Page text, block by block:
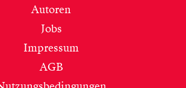
Autoren
Jobs
Impressum
AGB